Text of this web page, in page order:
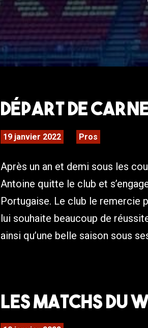
Départ de
19 janvier 2022 Pros
Après un an et demi sous les
Antoine quitte le club et
Portugaise. Le club le remercie
lui souhaite beaucoup de
ainsi qu’une belle saison sous
Les matchs du